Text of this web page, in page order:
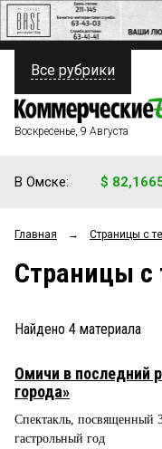
ПОЛИТИКА
ФИНАНСЫ
ОБЩЕСТВО
ЗАКОН
НОВОСТИ КОМПАНИЙ
СТИЛЬ ЖИЗНИ
Все рубрики
Воскресенье, 9 Августа
В Омске: $
Главная → Страницы c
Страницы c
Найдено 4 материала
Омичи в последний
города»
Спектакль, посвященный
гастрольный год